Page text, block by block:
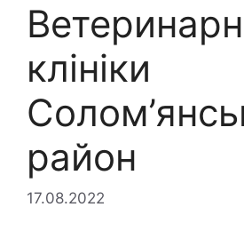
клініки
район
17.08.2022